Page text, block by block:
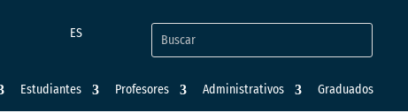
ES
Estudiantes Profesores Administrativos Graduados